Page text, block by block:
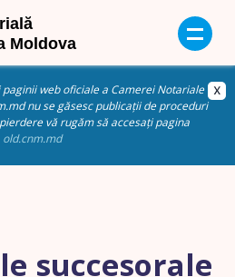
web oficiale a Camerei Notariale
nu se găsesc publicații de proceduri
vă rugăm să accesați pagina
old.cnm.md
succesorale